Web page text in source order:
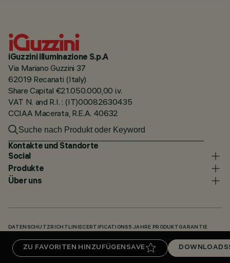
ZU FAVORITEN HINZUFÜGEN SAVE DOWNLOADS
iGuzzini illuminazione S.p.A
Via Mariano Guzzini 37
62019 Recanati (Italy)
Share Capital €21.050.000,00 i.v.
VAT N. and R.I. : (IT)00082630435
CCIAA Macerata, R.E.A. 40632
Kontakte und Standorte
Social
Produkte
Über uns
DATENSCHUTZRICHTLINIECERTIFICATIONS 5 JAHRE PRODUKTGARANTIE
UNSERE CODES KNOWLEDGE BASE (LOGIN REQUIRED) DOWNLOADS